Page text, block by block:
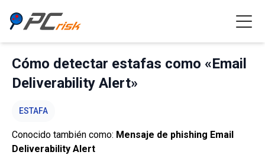
Cómo detectar estafas como «Email
Deliverability Alert»
ESTAFA
Conocido también como: Mensaje de phishing Email
Deliverability Alert